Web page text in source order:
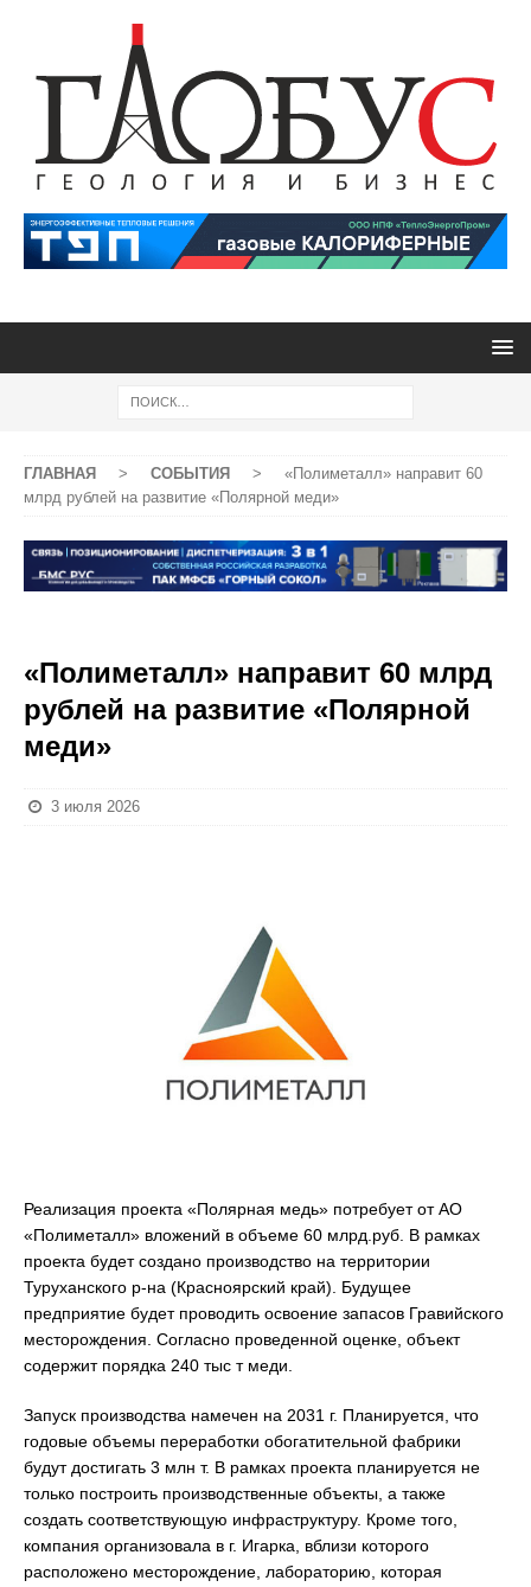
ГЛАВНАЯ > СОБЫТИЯ >
«Полиметалл» направит 60
млрд рублей на развитие «Полярной меди»
«Полиметалл» направит 60 млрд
рублей на развитие «Полярной
меди»
3 июля 2026
Реализация проекта «Полярная медь» потребует от АО
«Полиметалл» вложений в объеме 60 млрд.руб. В рамках
проекта будет создано производство на территории
Туруханского р-на (Красноярский край). Будущее
предприятие будет проводить освоение запасов Гравийского
месторождения. Согласно проведенной оценке, объект
содержит порядка 240 тыс т меди.
Запуск производства намечен на 2031 г. Планируется, что
годовые объемы переработки обогатительной фабрики
будут достигать 3 млн т. В рамках проекта планируется не
только построить производственные объекты, а также
создать соответствующую инфраструктуру. Кроме того,
компания организовала в г. Игарка, вблизи которого
расположено месторождение, лабораторию, которая